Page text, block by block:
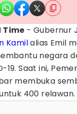
Time - Gubernur
Kamilalias Emil
negara
19. Saat ini,
membuka
400 relawan.